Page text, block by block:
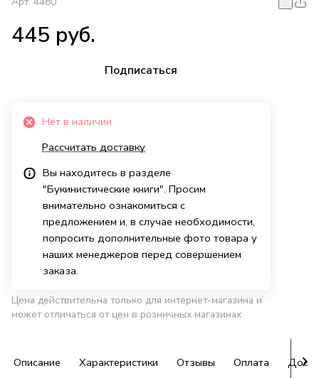
445 руб.
Подписаться
Нет в наличии
Рассчитать доставку
Вы находитесь в разделе
"Букинистические книги". Просим
внимательно ознакомиться с
предложением и, в случае необходимости,
попросить дополнительные фото товара у
наших менеджеров перед совершением
заказа.
Цена действительна только для интернет-магазина и
может отличаться от цен в розничных магазинах
Описание Характеристики Отзывы Оплата